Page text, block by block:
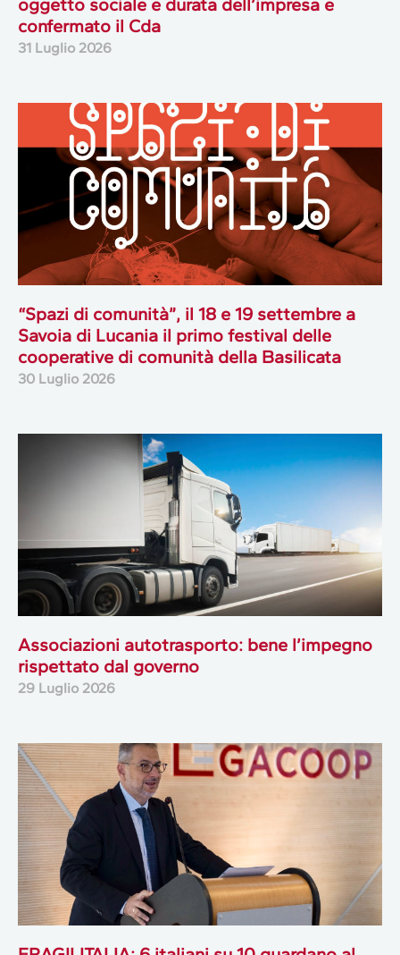
confermato il Cda
31 Luglio 2026
“Spazi di comunità”, il 18 e 19 settembre a
Savoia di Lucania il primo festival delle
cooperative di comunità della Basilicata
30 Luglio 2026
Associazioni autotrasporto: bene l’impegno
rispettato dal governo
29 Luglio 2026